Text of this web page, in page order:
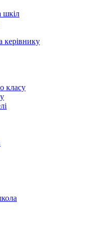
шкіл
керівнику
класу